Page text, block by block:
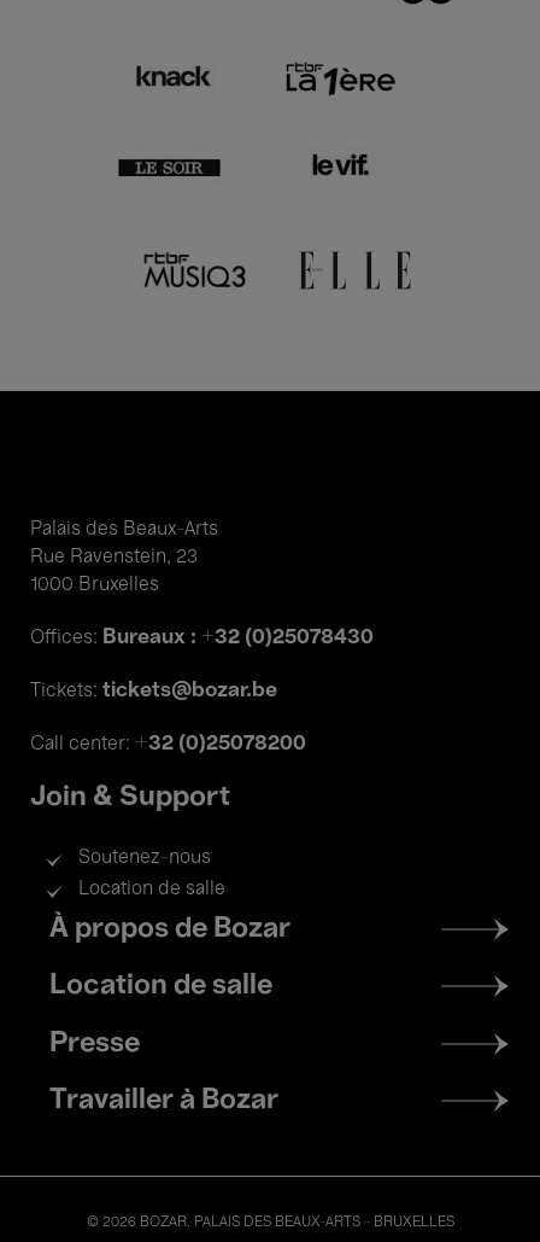
Palais des Beaux-Arts
Rue Ravenstein, 23
1000 Bruxelles
Offices: Bureaux : +32 (0)25078430
Tickets: tickets@bozar.be
Call center: +32 (0)25078200
Join & Support
Soutenez-nous
Location de salle
Footer
menu
À propos de Bozar
Location de salle
Presse
Travailler à Bozar
© 2026 BOZAR. PALAIS DES BEAUX-ARTS - BRUXELLES